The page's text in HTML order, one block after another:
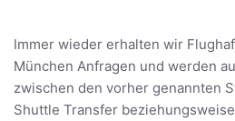
Immer wieder erhalten wir
München Anfragen und werden
zwischen den vorher genannten
Shuttle Transfer